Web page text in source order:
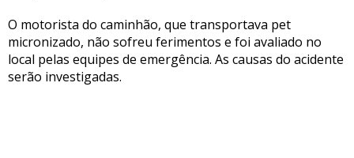
O motorista do caminhão, que transportava pet
micronizado, não sofreu ferimentos e foi avaliado no
local pelas equipes de emergência. As causas do acidente
serão investigadas.